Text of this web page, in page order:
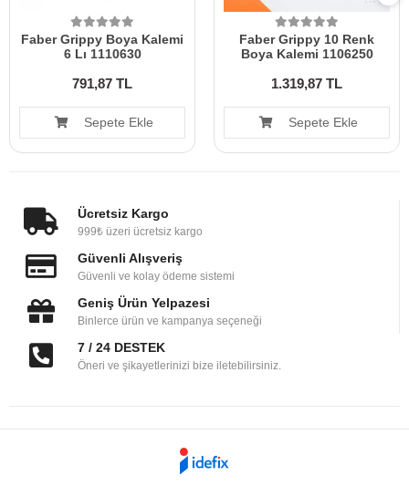
Faber Grippy Boya Kalemi
6 Lı 1110630
791,87 TL
Sepete Ekle
Faber Grippy 10 Renk
Boya Kalemi 1106250
1.319,87 TL
Sepete Ekle
Ücretsiz Kargo
999₺ üzeri ücretsiz kargo
Güvenli Alışveriş
Güvenli ve kolay ödeme sistemi
Geniş Ürün Yelpazesi
Binlerce ürün ve kampanya seçeneği
7 / 24 DESTEK
Öneri ve şikayetlerinizi bize iletebilirsiniz.